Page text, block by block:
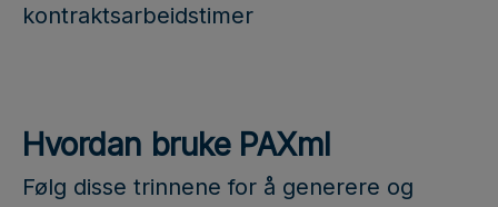
kontraktsarbeidstimer
Hvordan bruke PAXml
Følg disse trinnene for å generere og